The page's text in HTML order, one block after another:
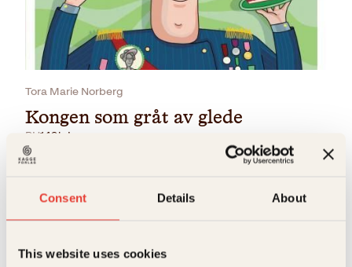
Consent Details About
This website uses cookies
Tora Marie Norberg
Kongen som gråt av glede
BH149kr Les mer